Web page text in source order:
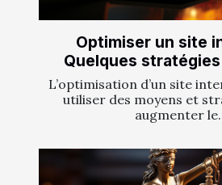
Optimiser un site
Quelques
L’optimisation d’un site
utiliser des moyens et
augmenter